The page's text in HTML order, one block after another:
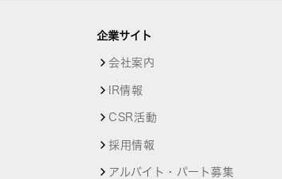
企業サイト
会社案内
IR情報
CSR活動
採用情報
アルバイト・パート募集